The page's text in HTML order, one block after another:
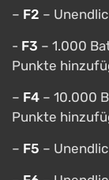
– F2 –
- F3 – 1.000
Punkte
– F4 – 10.000
Punkte
– F5 –